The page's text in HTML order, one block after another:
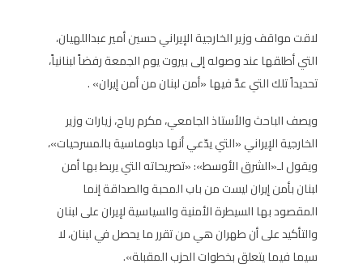
لاقت مواقف وزير الخارجية الإيراني حسين أمير عبداللهيان،
التي أطلقها عند وصوله إلى بيروت يوم الجمعة رفضاً لبنانياً،
تحديداً تلك التي عدَّ فيها «أمن لبنان من أمن إيران» .
ويصف الباحث والأستاذ الجامعي، مكرم رباح، زيارات وزير
الخارجية الإيراني «التي يدّعي أنها دبلوماسية بالمسرحيات»،
ويقول لـ«الشرق الأوسط»: «تصريحاته التي يربط بها أمن
لبنان بأمن إيران ليست من باب المحبة والصداقة إنما
المقصود بها السيطرة الأمنية والسياسية لإيران على لبنان
والتأكيد على أن طهران هي من تقرر ما يحصل في لبنان، لا
سيما فيما يتعلق بخطوات الحزب المقبلة».